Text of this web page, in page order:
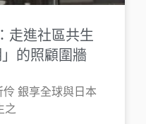
走進社區共生
的照顧圍牆
銀享全球與日本
之